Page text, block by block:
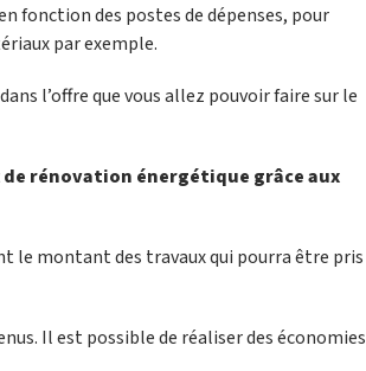
fonction des postes de dépenses, pour
par exemple.
l’offre que vous allez pouvoir faire sur le
rénovation énergétique grâce aux
le montant des travaux qui pourra être pris
Il est possible de réaliser des économies